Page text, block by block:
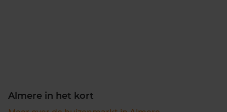
Almere in het kort